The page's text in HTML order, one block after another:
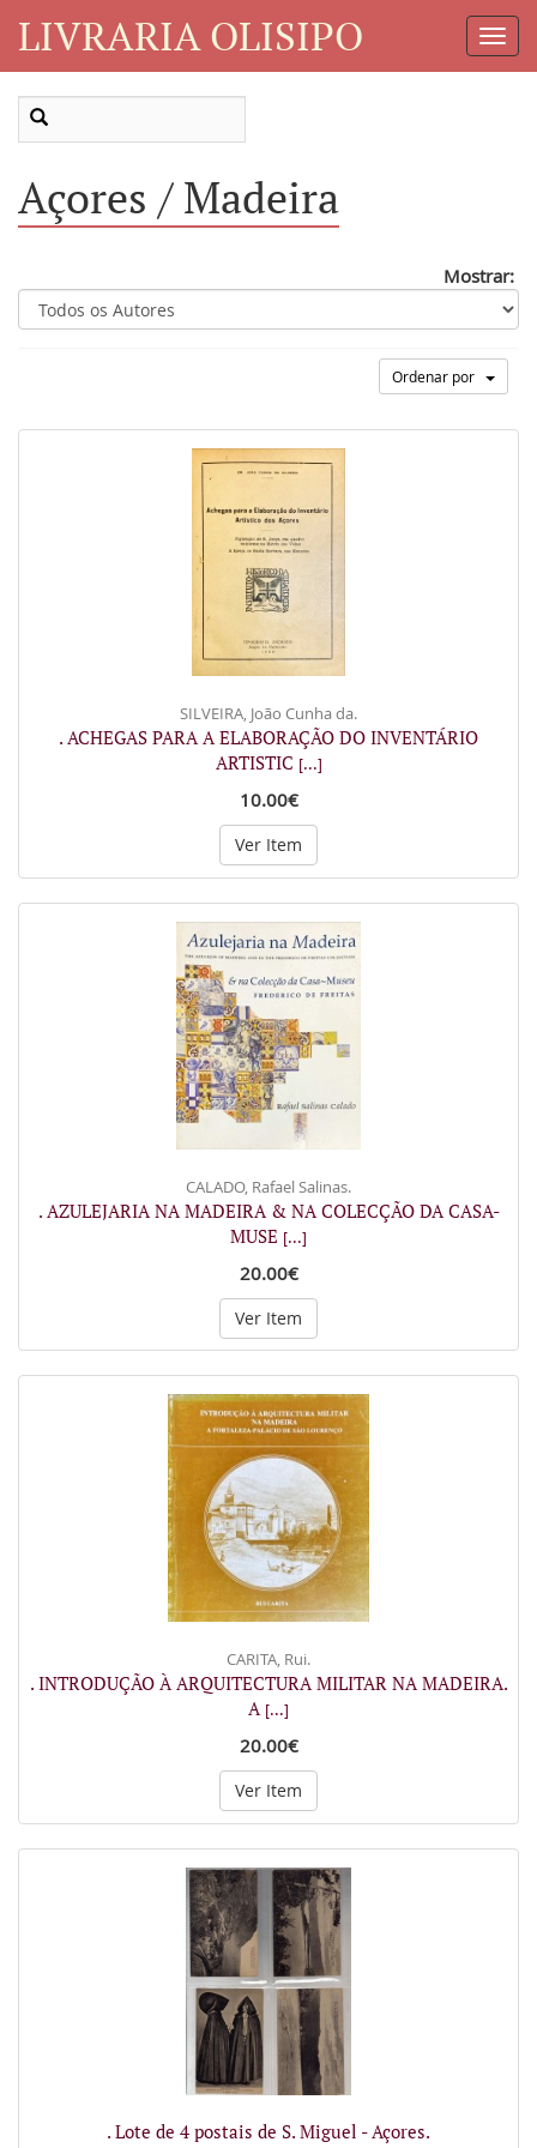
LIVRARIA OLISIPO
Açores / Madeira
Mostrar:
Ordenar por
SILVEIRA, João Cunha da.
. ACHEGAS PARA A ELABORAÇÃO DO INVENTÁRIO
ARTISTIC [...]
10.00€
Ver Item
CALADO, Rafael Salinas.
. AZULEJARIA NA MADEIRA & NA COLECÇÃO DA CASA-
MUSE [...]
20.00€
Ver Item
CARITA, Rui.
. INTRODUÇÃO À ARQUITECTURA MILITAR NA MADEIRA.
A [...]
20.00€
Ver Item
. Lote de 4 postais de S. Miguel - Açores.